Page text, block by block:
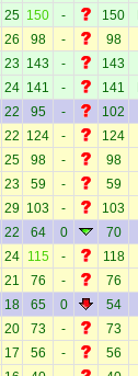
25 150 - 150
26 98 - 98
23 143 - 143
24 141 - 141
22 95 - 102
22 124 - 124
25 98 - 98
23 59 - 59
29 103 - 103
22 64 0 70
24 115 - 118
21 76 - 76
18 65 0 54
20 73 - 73
17 56 - 56